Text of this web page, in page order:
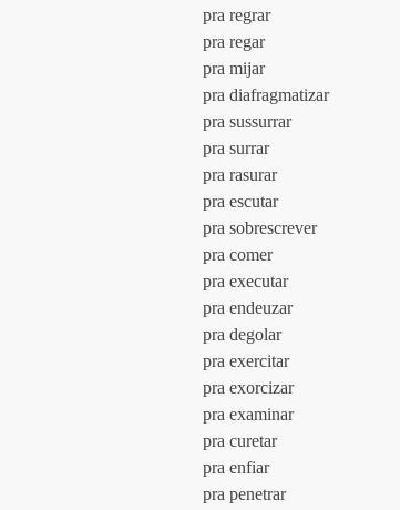
				pra regrar
				pra regar
				pra mijar
				pra diafragmatizar
				pra sussurrar
				pra surrar
				pra rasurar
				pra escutar
				pra sobrescrever
				pra comer
				pra executar
				pra endeuzar
				pra degolar
				pra exercitar
				pra exorcizar
				pra examinar
				pra curetar
				pra enfiar
				pra penetrar